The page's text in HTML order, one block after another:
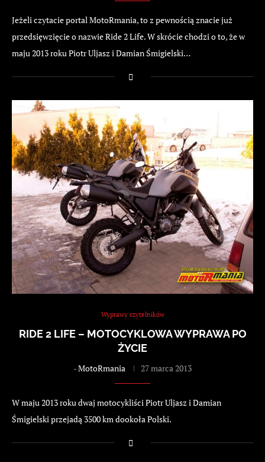
Jeżeli czytacie portal MotoRmania, to z pewnością znacie już
przedsięwzięcie o nazwie Ride 2 Life. W skrócie chodzi o to, że w
maju 2013 roku Piotr Uljasz i Damian Śmigielski…
Wyprawy czytelników
RIDE 2 LIFE – MOTOCYKLOWA WYPRAWA PO
ŻYCIE
-MotoRmania 27 marca 2013
W maju 2013 roku dwaj motocykliści Piotr Uljasz i Damian
Śmigielski przejadą 3500 km dookoła Polski.